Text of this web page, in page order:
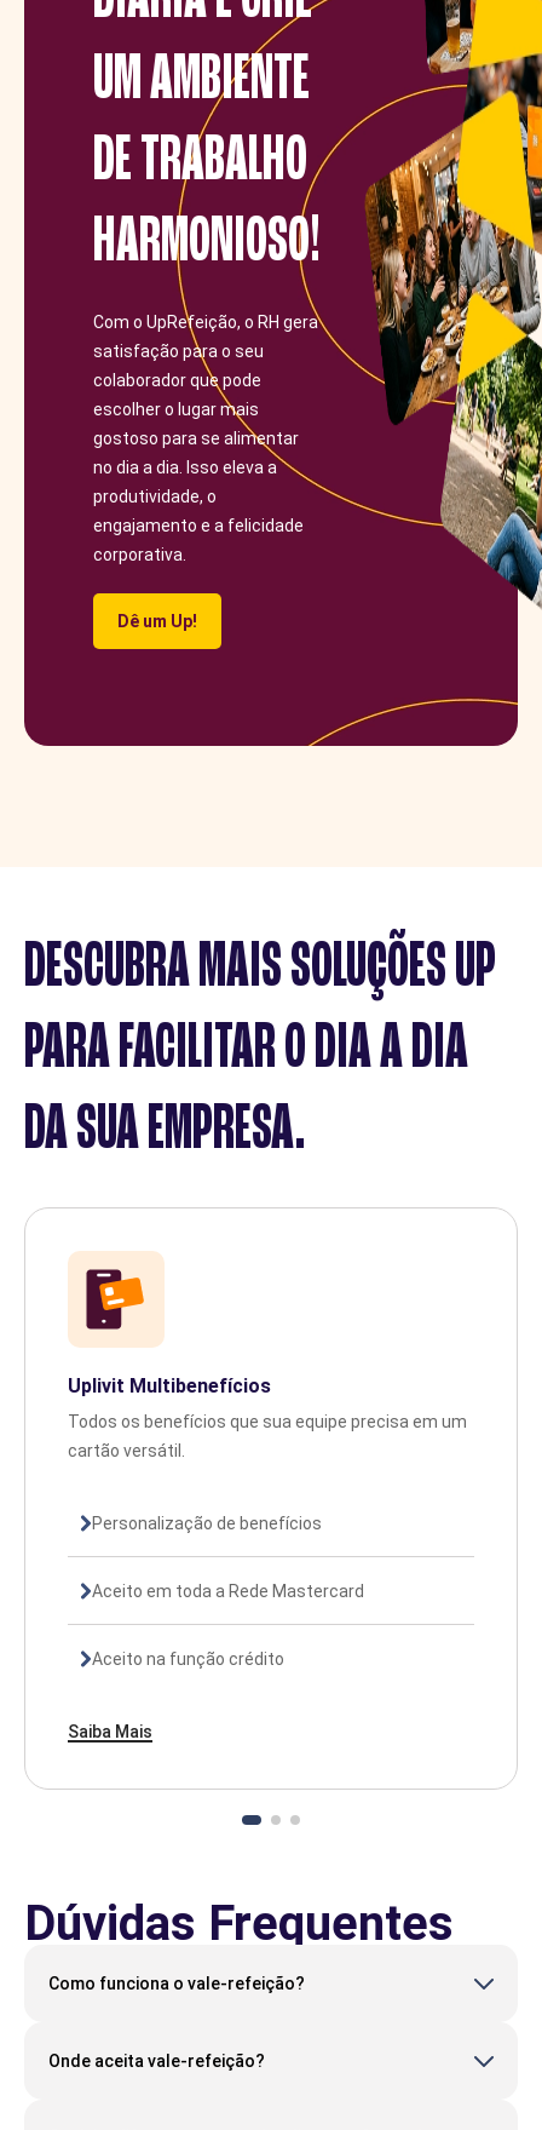
UM AMBIENTE
DE TRABALHO
HARMONIOSO!
Com o UpRefeição, o RH gera
satisfação para o seu
colaborador que pode
escolher o lugar mais
gostoso para se alimentar
no dia a dia. Isso eleva a
produtividade, o
engajamento e a felicidade
corporativa.
Dê um Up!
DESCUBRA MAIS SOLUÇÕES UP
PARA FACILITAR O DIA A DIA
DA SUA EMPRESA.
Uplivit Multibenefícios
Todos os benefícios que sua equipe precisa em um
cartão versátil.
Personalização de benefícios
Aceito em toda a Rede Mastercard
Aceito na função crédito
Saiba Mais
Dúvidas Frequentes
Como funciona o vale-refeição?
Onde aceita vale-refeição?